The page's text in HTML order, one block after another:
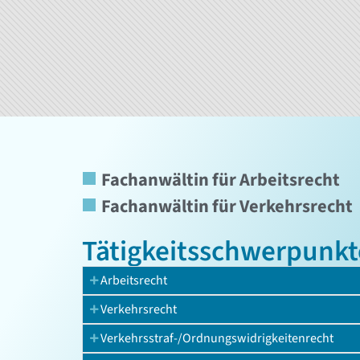
Fachanwältin für Arbeitsrecht
Fachanwältin für Verkehrsrecht
Arbeitsrecht
Verkehrsrecht
Verkehrsstraf-/Ordnungswidrigkeitenrecht